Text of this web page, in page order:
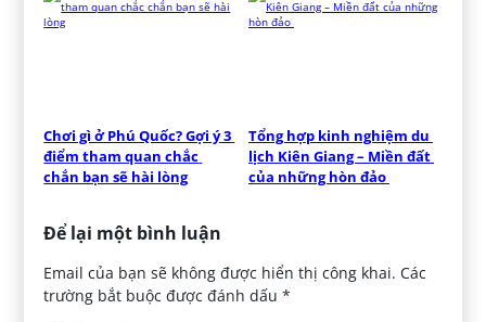
Chơi gì ở Phú Quốc? Gợi ý 3
điểm tham quan chắc
chắn bạn sẽ hài lòng
Tổng hợp kinh nghiệm du
lịch Kiên Giang – Miền đất
của những hòn đảo
Để lại một bình luận
Email của bạn sẽ không được hiển thị công khai. Các
trường bắt buộc được đánh dấu*